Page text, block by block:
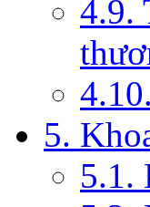
4.9.
5.
5.1.